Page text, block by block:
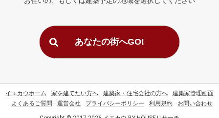
あなたの街へGO!
イエカウホーム 家を建てたい方へ 建築家・住宅会社の方へ
建築家管理画面
よくあるご質問
運営会社 プライバシーポリシー 利用規約 お問い合わせ